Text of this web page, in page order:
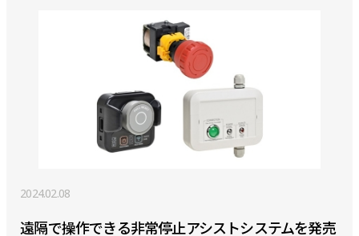
2024.02.08
遠隔で操作できる非常停止アシストシステムを発売